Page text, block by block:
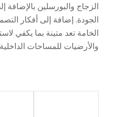
الزجاج والبورسلين بالإضافة
الجودة. إضافة إلى أفكار
الخامة تعد متينة بما يكفي
والأرضيات للمساحات